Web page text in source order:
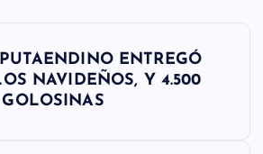
ENTREGÓ
NAVIDEÑOS, Y 4.500